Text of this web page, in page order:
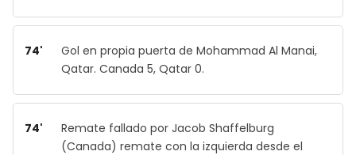
74'
Gol en propia puerta de Mohammad Al Manai,
Qatar. Canada 5, Qatar 0.
74'
Remate fallado por Jacob Shaffelburg
(Canada) remate con la izquierda desde el